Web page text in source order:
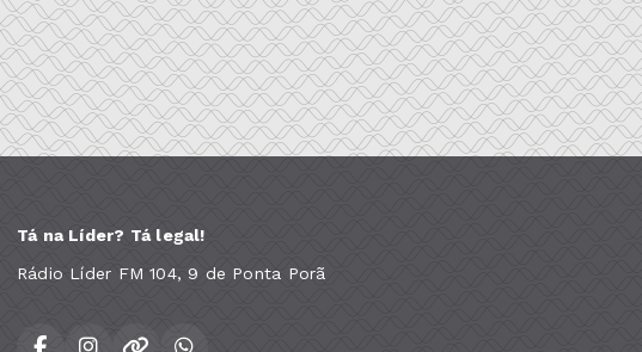
Tá na Líder? Tá legal!
Rádio Líder FM 104, 9 de Ponta Porã